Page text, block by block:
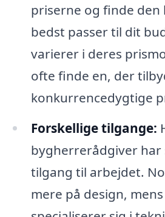
priserne og finde den
bedst passer til dit
varierer i deres
ofte finde en, der
konkurrencedygtige
Forskellige tilgange:
bygherrerådgiver har
tilgang til arbejdet.
mere på design,